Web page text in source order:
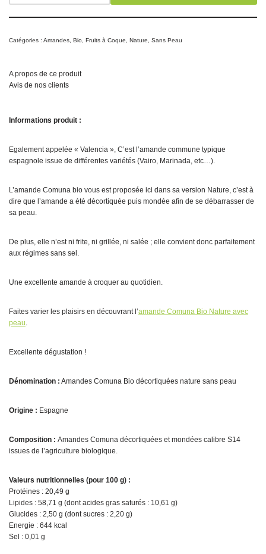
Catégories : Amandes Bio Fruits à Coque Nature Sans Peau
A propos de ce produit
Avis de nos clients
Informations produit :
Egalement appelée « Valencia », C’est l’amande commune typique
espagnole issue de différentes variétés (Vairo, Marinada, etc…).
L’amande Comuna bio vous est proposée ici dans sa version Nature, c’est à
dire que l’amande a été décortiquée puis mondée afin de se débarrasser de
sa peau.
De plus, elle n’est ni frite, ni grillée, ni salée ; elle convient donc parfaitement
aux régimes sans sel.
Une excellente amande à croquer au quotidien.
Faites varier les plaisirs en découvrant l’amande Comuna Bio Nature avec
peau.
Excellente dégustation !
Dénomination : Amandes Comuna Bio décortiquées nature sans peau
Origine : Espagne
Composition : Amandes Comuna décortiquées et mondées calibre S14
issues de l’agriculture biologique.
Valeurs nutritionnelles (pour 100 g) :
Protéines : 20,49 g
Lipides : 58,71 g (dont acides gras saturés : 10,61 g)
Glucides : 2,50 g (dont sucres : 2,20 g)
Energie : 644 kcal
Sel : 0,01 g